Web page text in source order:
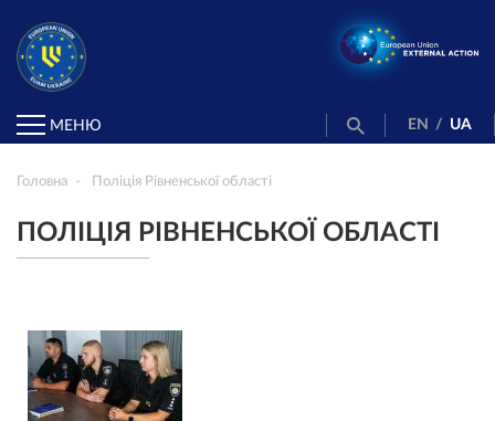
МЕНЮ EN / UA
Головна Поліція Рівненської області
ПОЛІЦІЯ РІВНЕНСЬКОЇ ОБЛАСТІ